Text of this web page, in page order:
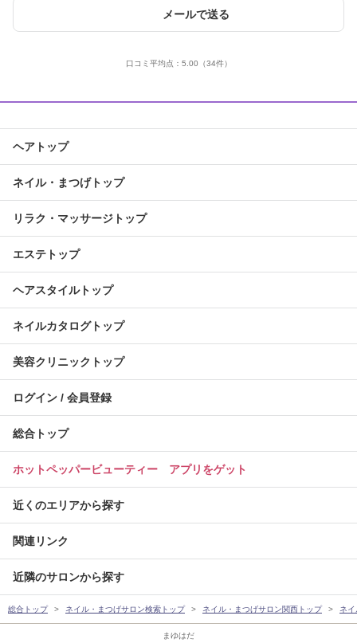
まゆはだ
メールで送る
口コミ平均点： 5.00 （34件）
ヘアトップ
ネイル・まつげトップ
リラク・マッサージトップ
エステトップ
ヘアスタイルトップ
ネイルカタログトップ
美容クリニックトップ
ログイン / 会員登録
総合トップ
ホットペッパービューティー アプリをゲット
近くのエリアから探す
関連リンク
近隣のサロンから探す
総合トップ ネイル・まつげサロン検索トップ ネイル・まつげサロン関西トップ ネ